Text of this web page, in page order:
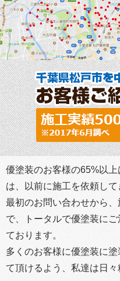
優塗装のお客様の65%以
は、以前に施工を依頼して
最初のお問い合わせから
で、トータルで優塗装に
ております。
多くのお客様に優塗装に
て頂けるよう、私達は日々